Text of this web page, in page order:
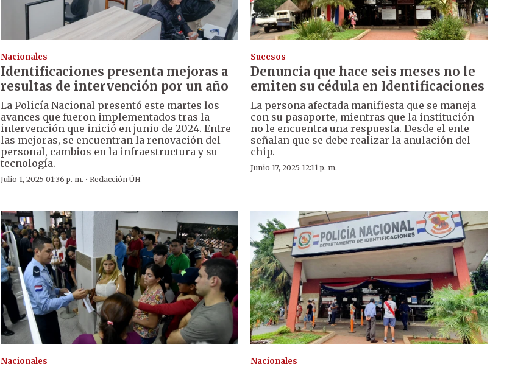
Nacionales
Identificaciones presenta mejoras a
resultas de intervención por un año
La Policía Nacional presentó este martes los
avances que fueron implementados tras la
intervención que inició en junio de 2024. Entre
las mejoras, se encuentran la renovación del
personal, cambios en la infraestructura y su
tecnología.
Julio 1, 2025 01:36 p. m. ·Redacción ÚH
Sucesos
Denuncia que hace seis meses no le
emiten su cédula en Identificaciones
La persona afectada manifiesta que se maneja
con su pasaporte, mientras que la institución
no le encuentra una respuesta. Desde el ente
señalan que se debe realizar la anulación del
chip.
Junio 17, 2025 12:11 p. m.
Nacionales Nacionales